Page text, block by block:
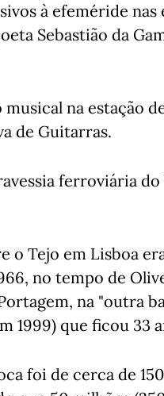
à efeméride nas
Sebastião da
na estação
de Guitarras.
ferroviária
o Tejo em Lisboa
no tempo de
na "outra
1999) que ficou 33
foi de cerca de